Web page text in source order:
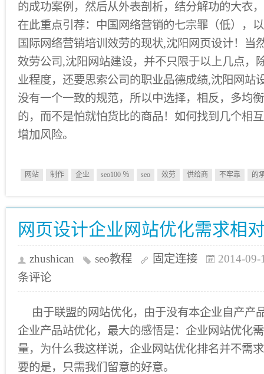
的成功案例，然后从外表剖析，结分解功的大衣
在此重点引荐：中国网络营销的七宗罪（低），
国际网络营销培训效劳的现状,沈阳网页设计！当
效劳公司,沈阳网站建设，并不只限于以上几点，
业程度，还要思索公司的职业品德成绩,沈阳网站
没有一个一致的规范，所以中选择，相反，多均
的，而不是怕就怕货比的商品！如何找到几个相
增加风险。
网站 制作 企业 seo100 ％ seo 效劳 供给商 不牢靠 的
网页设计企业网站优化需求相
zhushican seo教程 固定连接
2014-09-
条评论
由于联盟的网站优化，由于没有本企业自产产
企业产品站优化，最大的感悟是：企业网站优化
量，为什么我这样说，企业网站优化排名并不需
要的是，只需我们留意的好意。